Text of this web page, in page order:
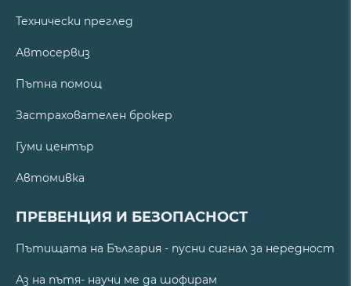
Технически преглед
Автосервиз
Пътна помощ
Застрахователен брокер
Гуми център
Автомивка
ПРЕВЕНЦИЯ И БЕЗОПАСНОСТ
Пътищата на България - пусни сигнал за нередност
Аз на пътя- научи ме да шофирам